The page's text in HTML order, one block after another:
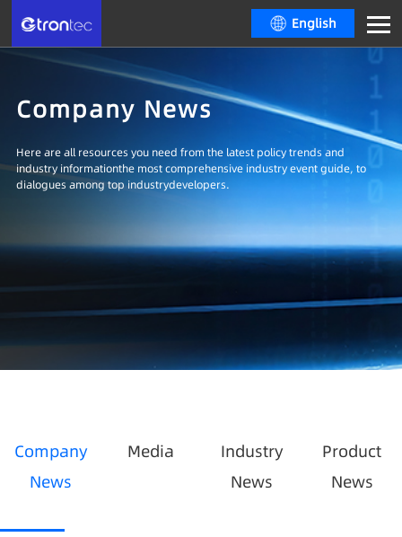
English
Company News
Here are all resources you need from the latest policy trends and
industry informationthe most comprehensive industry event guide, to
dialogues among top industrydevelopers.
Company
News
Media
Industry
News
Product
News